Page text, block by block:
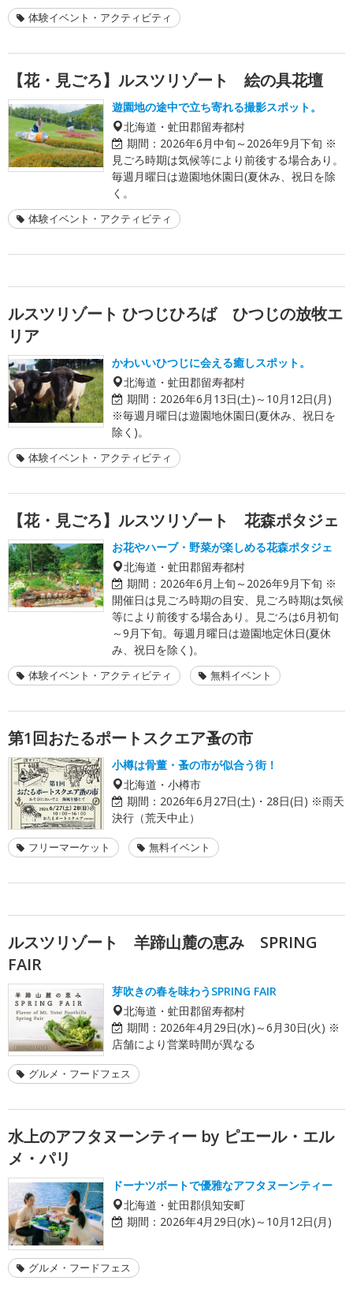
体験イベント・アクティビティ
【花・見ごろ】ルスツリゾート 絵の具花壇
遊園地の途中で立ち寄れる撮影スポット。
北海道・虻田郡留寿都村
期間： 2026年6月中旬～2026年9月下旬 ※
見ごろ時期は気候等により前後する場合あり。
毎週月曜日は遊園地休園日(夏休み、祝日を除
く。
体験イベント・アクティビティ
ルスツリゾート ひつじひろば ひつじの放牧エ
リア
かわいいひつじに会える癒しスポット。
北海道・虻田郡留寿都村
期間： 2026年6月13日(土)～10月12日(月)
※毎週月曜日は遊園地休園日(夏休み、祝日を
除く)。
体験イベント・アクティビティ
【花・見ごろ】ルスツリゾート 花森ポタジェ
お花やハーブ・野菜が楽しめる花森ポタジェ
北海道・虻田郡留寿都村
期間： 2026年6月上旬～2026年9月下旬 ※
開催日は見ごろ時期の目安、見ごろ時期は気候
等により前後する場合あり。見ごろは6月初旬
～9月下旬。毎週月曜日は遊園地定休日(夏休
み、祝日を除く)。
体験イベント・アクティビティ 無料イベント
第1回おたるポートスクエア蚤の市
小樽は骨董・蚤の市が似合う街！
北海道・小樽市
期間： 2026年6月27日(土)・28日(日) ※雨天
決行（荒天中止）
フリーマーケット 無料イベント
ルスツリゾート 羊蹄山麓の恵み SPRING
FAIR
芽吹きの春を味わうSPRING FAIR
北海道・虻田郡留寿都村
期間： 2026年4月29日(水)～6月30日(火) ※
店舗により営業時間が異なる
グルメ・フードフェス
水上のアフタヌーンティー by ピエール・エル
メ・パリ
ドーナツボートで優雅なアフタヌーンティー
北海道・虻田郡倶知安町
期間： 2026年4月29日(水)～10月12日(月)
グルメ・フードフェス